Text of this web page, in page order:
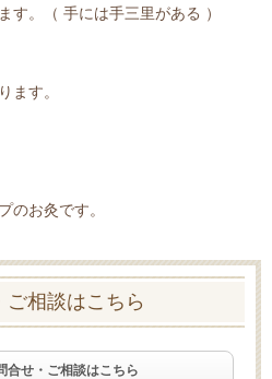
す。（ 手には手三里がある ）
ます。
のお灸です。
ご相談はこちら
合せ・ご相談はこちら